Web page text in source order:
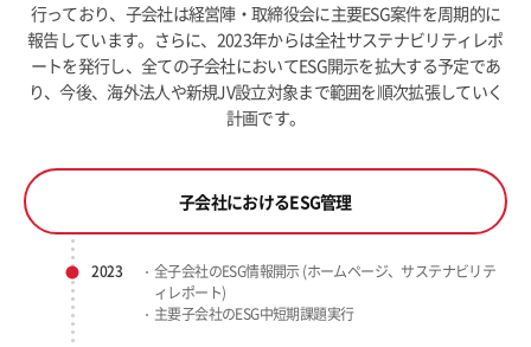
行っており、子会社は経営陣・取締役会に主要ESG案件を周期的に
報告しています。さらに、2023年からは全社サステナビリティレポ
ートを発行し、全ての子会社においてESG開示を拡大する予定であ
り、今後、海外法人や新規JV設立対象まで範囲を順次拡張していく
計画です。
子会社におけるESG管理
2023
全子会社のESG情報開示 (ホームページ、サステナビリテ
ィレポート)
主要子会社のESG中短期課題実行